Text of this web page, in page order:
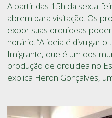
A partir das 15h da sexta-
abrem para visitação. Os
expor suas orquídeas
horário. “A ideia é divulgar
Imigrante, que é um dos
produção de orquídea no
explica Heron Gonçalves,